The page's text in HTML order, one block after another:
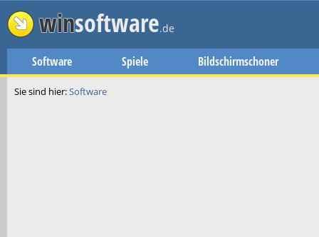
winsoftware.de
Software Spiele Bildschirmschoner
Sie sind hier:Software